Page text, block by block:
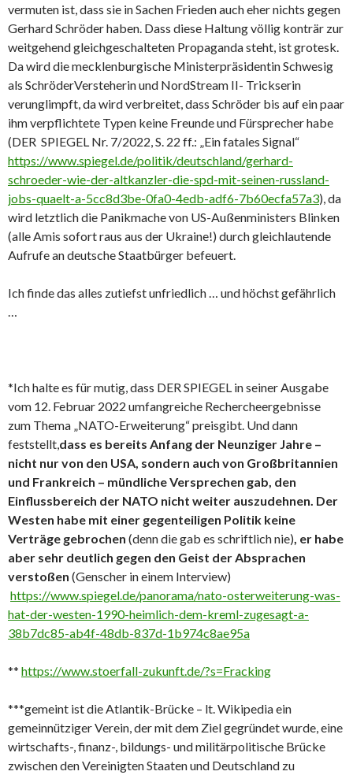
vermuten ist, dass sie in Sachen Frieden auch eher nichts gegen
Gerhard Schröder haben. Dass diese Haltung völlig konträr zur
weitgehend gleichgeschalteten Propaganda steht, ist grotesk.
Da wird die mecklenburgische Ministerpräsidentin Schwesig
als SchröderVersteherin und NordStream II- Trickserin
verunglimpft, da wird verbreitet, dass Schröder bis auf ein paar
ihm verpflichtete Typen keine Freunde und Fürsprecher habe
(DER SPIEGEL Nr. 7/2022, S. 22 ff.: „Ein fatales Signal“
https://www.spiegel.de/politik/deutschland/gerhard-
schroeder-wie-der-altkanzler-die-spd-mit-seinen-russland-
jobs-quaelt-a-5cc8d3be-0fa0-4edb-adf6-7b60ecfa57a3), da
wird letztlich die Panikmache von US-Außenministers Blinken
(alle Amis sofort raus aus der Ukraine!) durch gleichlautende
Aufrufe an deutsche Staatbürger befeuert.
Ich finde das alles zutiefst unfriedlich … und höchst gefährlich
…
*Ich halte es für mutig, dass DER SPIEGEL in seiner Ausgabe
vom 12. Februar 2022 umfangreiche Rechercheergebnisse
zum Thema „NATO-Erweiterung“ preisgibt. Und dann
feststellt,dass es bereits Anfang der Neunziger Jahre –
nicht nur von den USA, sondern auch von Großbritannien
und Frankreich – mündliche Versprechen gab, den
Einflussbereich der NATO nicht weiter auszudehnen. Der
Westen habe mit einer gegenteiligen Politik keine
Verträge gebrochen (denn die gab es schriftlich nie), er habe
aber sehr deutlich gegen den Geist der Absprachen
verstoßen (Genscher in einem Interview)
https://www.spiegel.de/panorama/nato-osterweiterung-was-
hat-der-westen-1990-heimlich-dem-kreml-zugesagt-a-
38b7dc85-ab4f-48db-837d-1b974c8ae95a
** https://www.stoerfall-zukunft.de/?s=Fracking
***gemeint ist die Atlantik-Brücke – lt. Wikipedia ein
gemeinnütziger Verein, der mit dem Ziel gegründet wurde, eine
wirtschafts-, finanz-, bildungs- und militärpolitische Brücke
zwischen den Vereinigten Staaten und Deutschland zu